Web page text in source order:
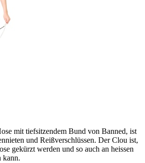
mit tiefsitzendem Bund von Banned, ist
und Reißverschlüssen. Der Clou ist,
gekürzt werden und so auch an heissen
kann.